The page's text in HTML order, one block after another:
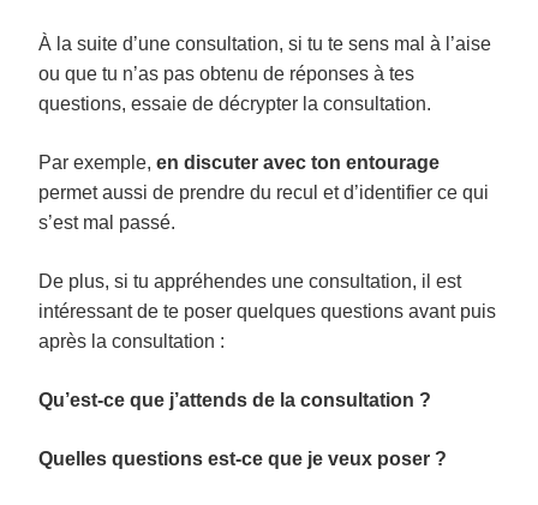
À la suite d’une consultation, si tu te sens mal à l’aise
ou que tu n’as pas obtenu de réponses à tes
questions, essaie de décrypter la consultation.
Par exemple, en discuter avec ton entourage
permet aussi de prendre du recul et d’identifier ce qui
s’est mal passé.
De plus, si tu appréhendes une consultation, il est
intéressant de te poser quelques questions avant puis
après la consultation :
Qu’est-ce que j’attends de la consultation ?
Quelles questions est-ce que je veux poser ?